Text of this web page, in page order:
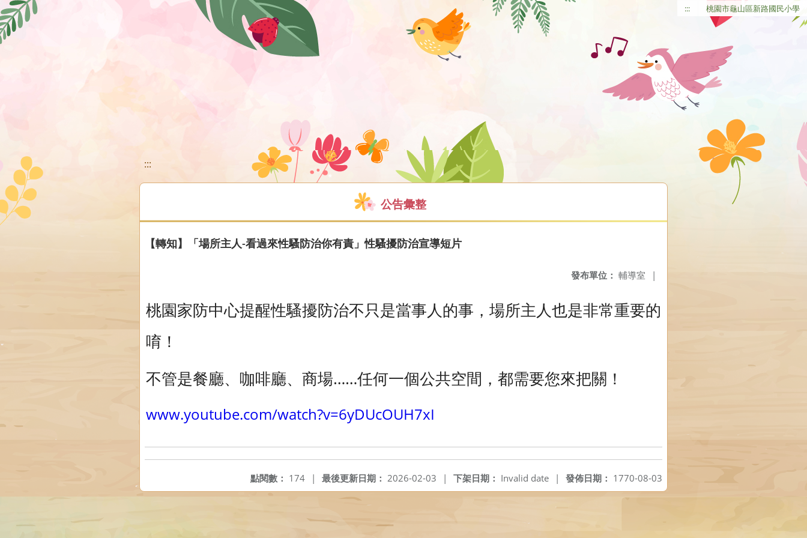
移至網頁之主要內容區位置 ::: 桃園市龜山區新路國民小學
:::
公告彙整
【轉知】「場所主人-看過來性騷防治你有責」性騷擾防治宣導短片
發布單位： 輔導室 |
桃園家防中心提醒性騷擾防治不只是當事人的事，場所主人也是非常重要的
唷！
不管是餐廳、咖啡廳、商場……任何一個公共空間，都需要您來把關！
www.youtube.com/watch?v=6yDUcOUH7xI
發佈日期： 1770-08-03
下架日期： Invalid date |
最後更新日期： 2026-02-03 |
點閱數： 174 |